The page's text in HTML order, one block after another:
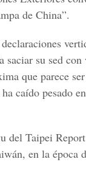
de China”.
su sed
que parece
caído pesado
del Taipei
en la época